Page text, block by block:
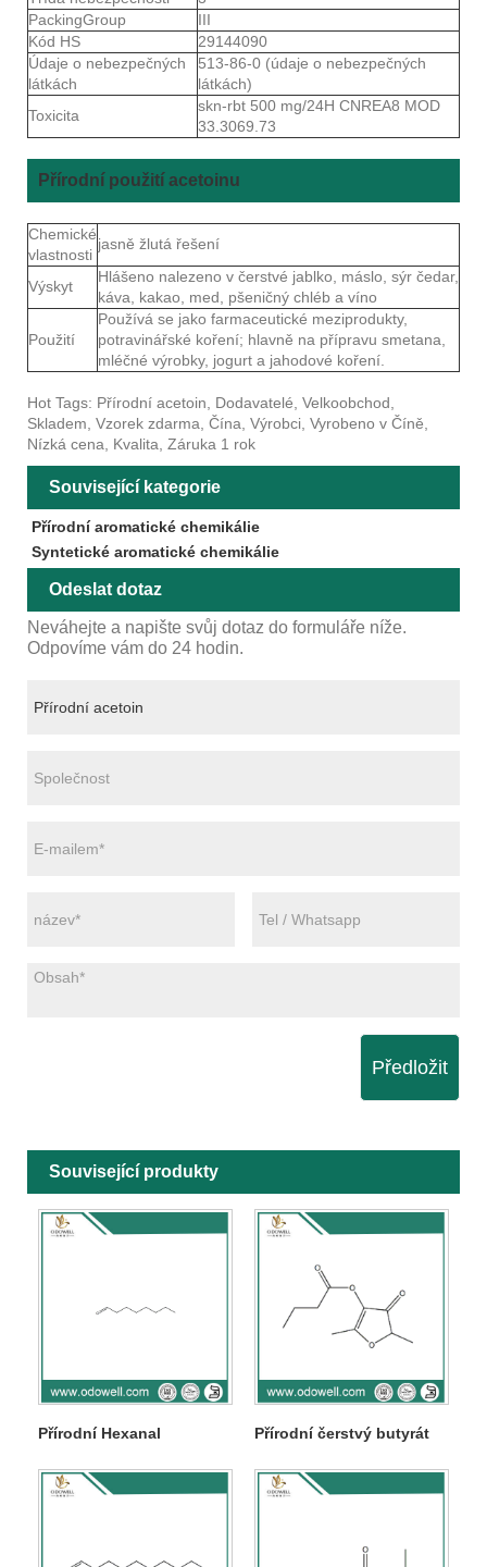
PackingGroup
III
Kód HS
29144090
Údaje o nebezpečných
látkách
513-86-0 (údaje o nebezpečných
látkách)
Toxicita
skn-rbt 500 mg/24H CNREA8 MOD
33.3069.73
Přírodní použití acetoinu
Chemické
vlastnosti
jasně žlutá řešení
Výskyt
Hlášeno nalezeno v čerstvé jablko, máslo, sýr čedar,
káva, kakao, med, pšeničný chléb a víno
Použití
Používá se jako farmaceutické meziprodukty,
potravinářské koření; hlavně na přípravu smetana,
mléčné výrobky, jogurt a jahodové koření.
Hot Tags: Přírodní acetoin, Dodavatelé, Velkoobchod,
Skladem, Vzorek zdarma, Čína, Výrobci, Vyrobeno v Číně,
Nízká cena, Kvalita, Záruka 1 rok
Související kategorie
Přírodní aromatické chemikálie
Syntetické aromatické chemikálie
Odeslat dotaz
Neváhejte a napište svůj dotaz do formuláře níže.
Odpovíme vám do 24 hodin.
Předložit
Související produkty
Přírodní Hexanal Přírodní čerstvý butyrát